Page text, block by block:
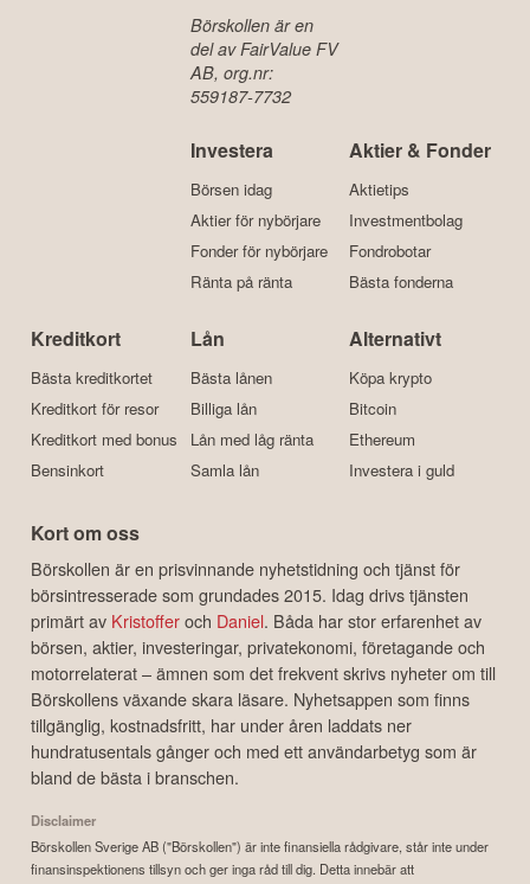
Börskollen är en
del av FairValue FV
AB, org.nr:
559187-7732
Investera
Börsen idag
Aktier för nybörjare
Fonder för nybörjare
Ränta på ränta
Aktier & Fonder
Aktietips
Investmentbolag
Fondrobotar
Bästa fonderna
Kreditkort
Bästa kreditkortet
Kreditkort för resor
Kreditkort med bonus
Bensinkort
Lån
Bästa lånen
Billiga lån
Lån med låg ränta
Samla lån
Alternativt
Köpa krypto
Bitcoin
Ethereum
Investera i guld
Kort om oss
Börskollen är en prisvinnande nyhetstidning och tjänst för
börsintresserade som grundades 2015. Idag drivs tjänsten
primärt av Kristofferoch Daniel. Båda har stor erfarenhet av
börsen, aktier, investeringar, privatekonomi, företagande och
motorrelaterat – ämnen som det frekvent skrivs nyheter om till
Börskollens växande skara läsare. Nyhetsappen som finns
tillgänglig, kostnadsfritt, har under åren laddats ner
hundratusentals gånger och med ett användarbetyg som är
bland de bästa i branschen.
Disclaimer
Börskollen Sverige AB ("Börskollen") är inte finansiella rådgivare, står inte under
finansinspektionens tillsyn och ger inga råd till dig. Detta innebär att